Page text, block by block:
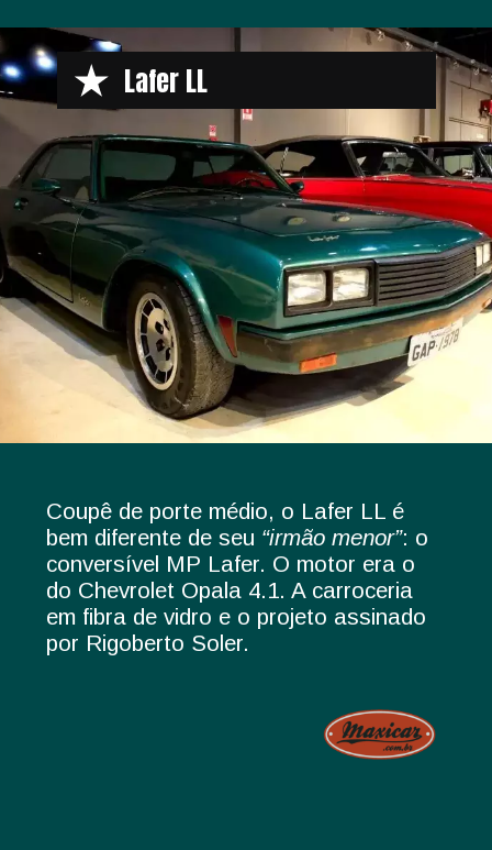
Coupê de porte médio, o Lafer LL é
bem diferente de seu “irmão menor”: o
conversível MP Lafer. O motor era o
do Chevrolet Opala 4.1. A carroceria
em fibra de vidro e o projeto assinado
por Rigoberto Soler.
Lafer LL